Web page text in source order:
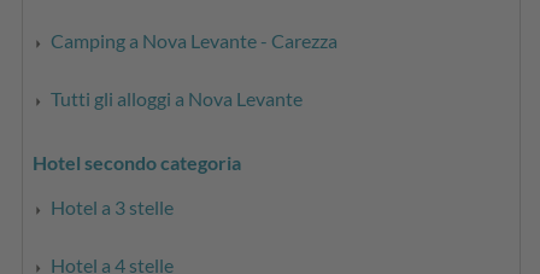
Camping a Nova Levante - Carezza
Tutti gli alloggi a Nova Levante
Hotel secondo categoria
Hotel a 3 stelle
Hotel a 4 stelle